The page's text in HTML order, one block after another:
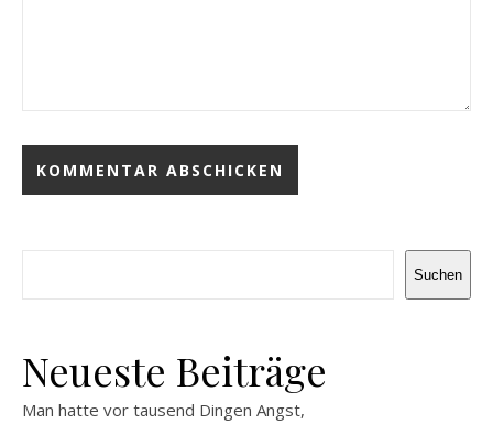
Suchen
Neueste Beiträge
Man hatte vor tausend Dingen Angst,